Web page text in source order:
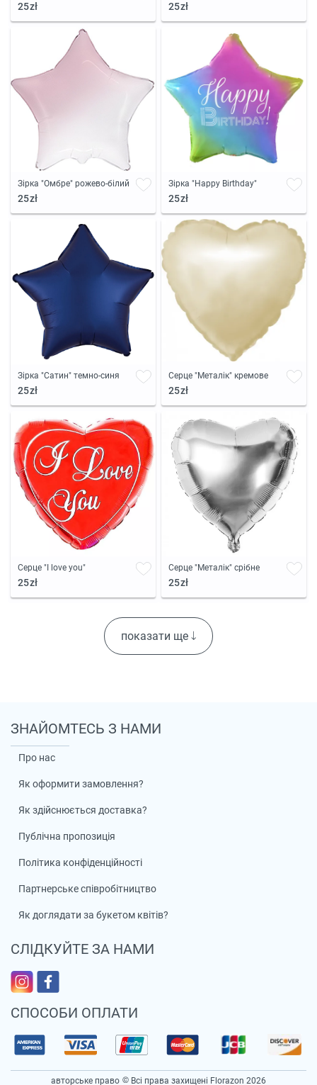
25zł 25zł
Зірка "Омбре" рожево-білий
25zł
Зірка "Happy Birthday"
25zł
Зірка "Сатин" темно-синя
25zł
Серце "Металік" кремове
25zł
Серце "I love you"
25zł
Серце "Металік" срібне
25zł
показати ще
ЗНАЙОМТЕСЬ З НАМИ
Про нас
Як оформити замовлення?
Як здійснюється доставка?
Публічна пропозиція
Політика конфіденційності
Партнерське співробітництво
Як доглядати за букетом квітів?
СЛІДКУЙТЕ ЗА НАМИ
СПОСОБИ ОПЛАТИ
авторське право Всі права захищені Florazon 2026